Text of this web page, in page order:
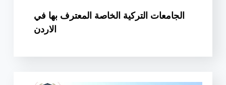
الجامعات التركية الخاصة المعترف بها في
الاردن